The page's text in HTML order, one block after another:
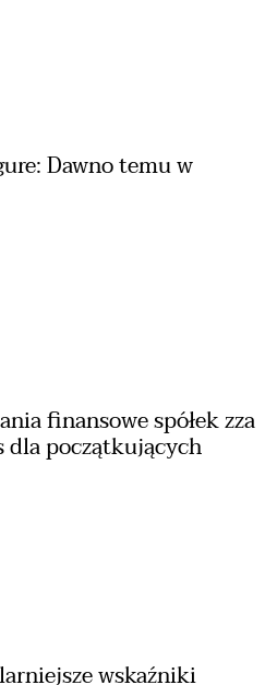
Dawno temu w
finansowe spółek zza
początkujących
wskaźniki